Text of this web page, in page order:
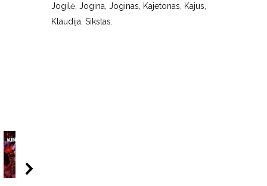
Jogilė, Jogina, Joginas, Kajetonas, Kajus,
Klaudija, Sikstas.